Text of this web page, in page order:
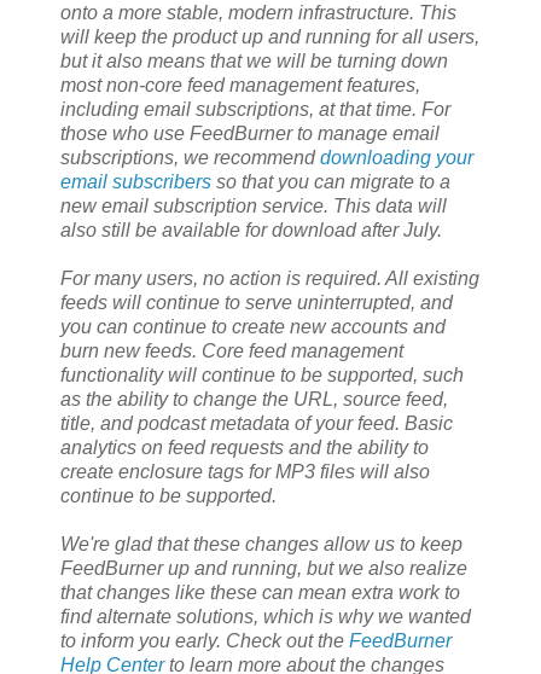
onto a more stable, modern infrastructure. This
will keep the product up and running for all users,
but it also means that we will be turning down
most non-core feed management features,
including email subscriptions, at that time. For
those who use FeedBurner to manage email
subscriptions, we recommenddownloading your
email subscribers so that you can migrate to a
new email subscription service. This data will
also still be available for download after July.
For many users, no action is required. All existing
feeds will continue to serve uninterrupted, and
you can continue to create new accounts and
burn new feeds. Core feed management
functionality will continue to be supported, such
as the ability to change the URL, source feed,
title, and podcast metadata of your feed. Basic
analytics on feed requests and the ability to
create enclosure tags for MP3 files will also
continue to be supported.
We're glad that these changes allow us to keep
FeedBurner up and running, but we also realize
that changes like these can mean extra work to
find alternate solutions, which is why we wanted
to inform you early. Check out the FeedBurner
Help Centerto learn more about the changes